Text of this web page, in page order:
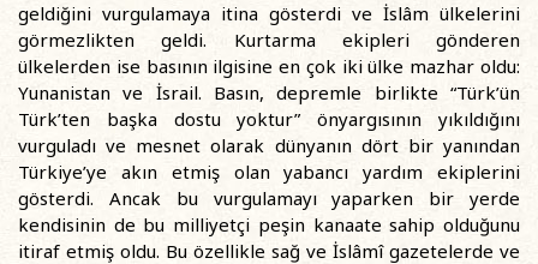
geldiğini vurgulamaya itina gösterdi ve İslâm ülkelerini
görmezlikten geldi. Kurtarma ekipleri gönderen
ülkelerden ise basının ilgisine en çok iki ülke mazhar oldu:
Yunanistan ve İsrail. Basın, depremle birlikte “Türk’ün
Türk’ten başka dostu yoktur” önyargısının yıkıldığını
vurguladı ve mesnet olarak dünyanın dört bir yanından
Türkiye’ye akın etmiş olan yabancı yardım ekiplerini
gösterdi. Ancak bu vurgulamayı yaparken bir yerde
kendisinin de bu milliyetçi peşin kanaate sahip olduğunu
itiraf etmiş oldu. Bu özellikle sağ ve İslâmî gazetelerde ve